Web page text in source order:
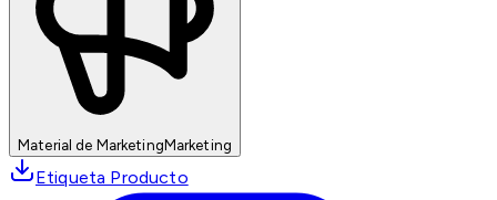
Material de MarketingMarketing
Etiqueta Producto